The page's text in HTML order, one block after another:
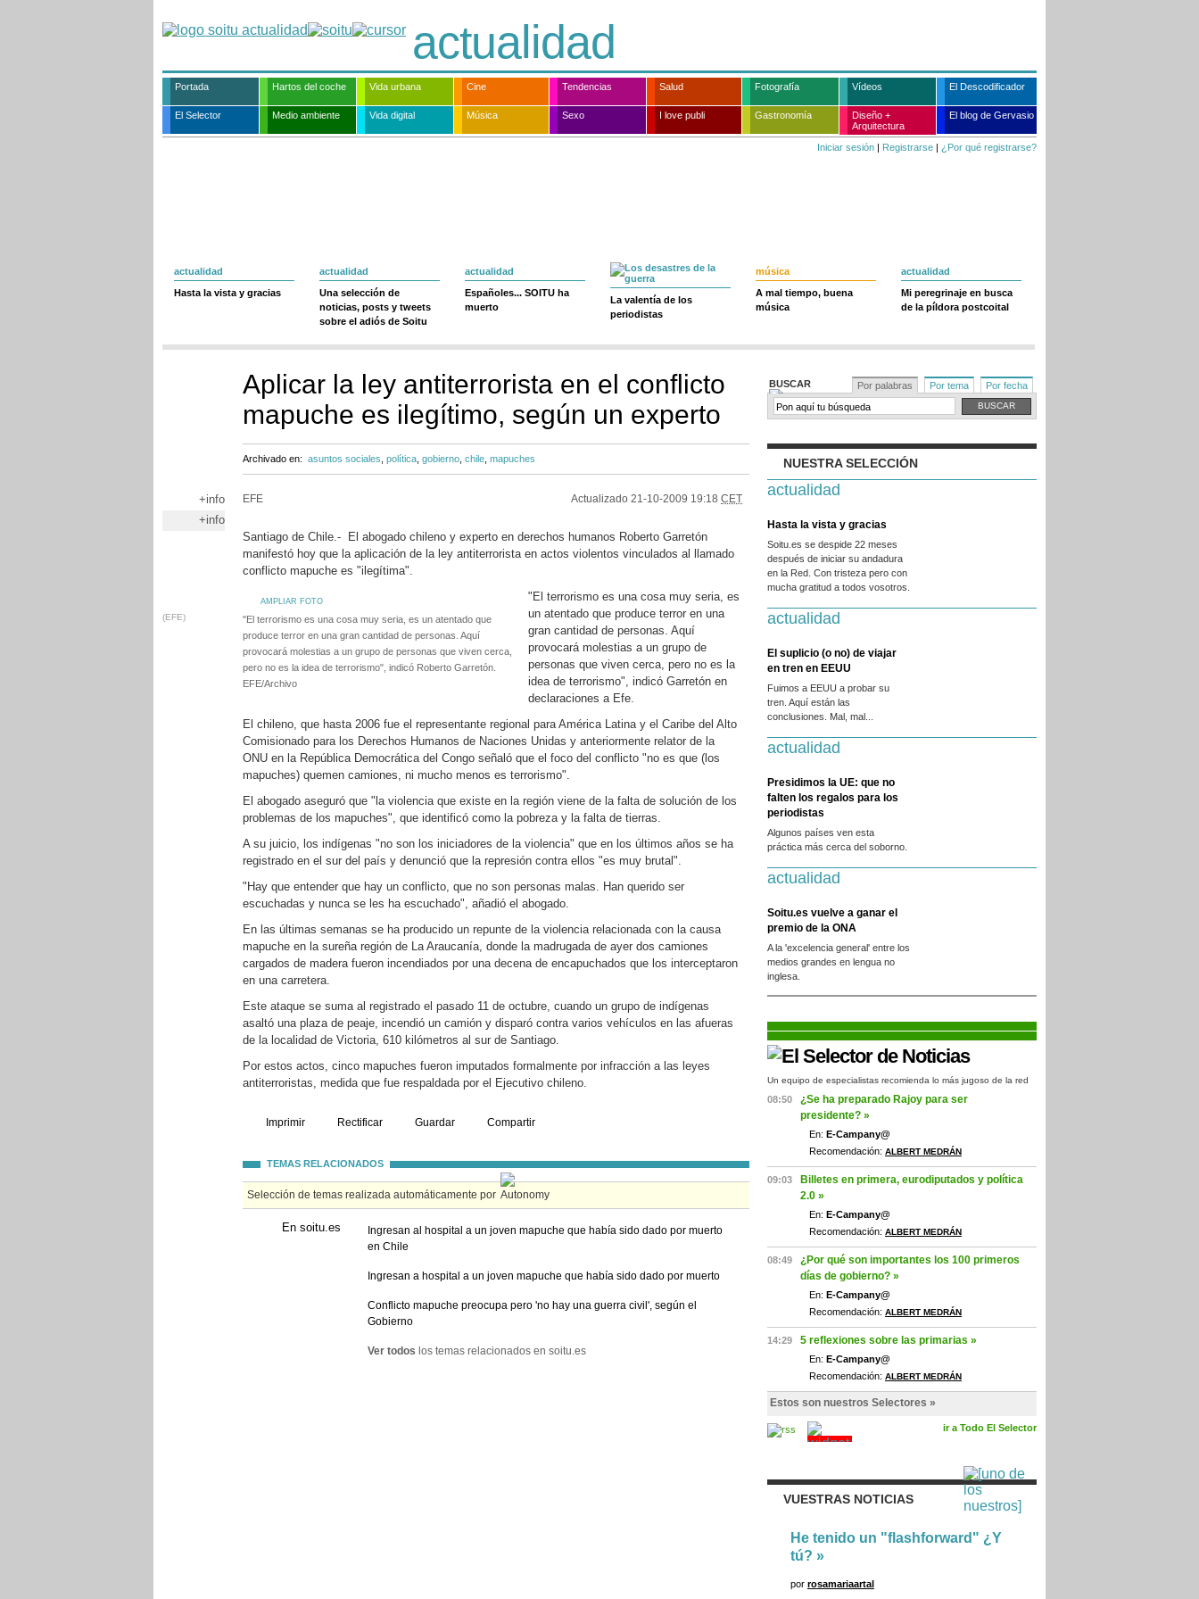
actualidad
Portada Hartos del coche Vida urbana Cine Tendencias Salud Fotografía Vídeos El Descodificador
El Selector Medio ambiente Vida digital Música Sexo I love publi Gastronomía
Diseño +
Arquitectura
El blog de Gervasio
Iniciar sesión | Registrarse | ¿Por qué registrarse?
actualidad
Hasta la vista y gracias
actualidad
Una selección de
noticias, posts y tweets
sobre el adiós de Soitu
actualidad
Españoles... SOITU ha
muerto
La valentía de los
periodistas
música
A mal tiempo, buena
música
actualidad
Mi peregrinaje en busca
de la píldora postcoital
Aplicar la ley antiterrorista en el conflicto
mapuche es ilegítimo, según un experto
Archivado en: asuntos sociales política gobierno chile mapuches
+info
+info
EFE Actualizado 21-10-2009 19:18 CET
Santiago de Chile.- El abogado chileno y experto en derechos humanos Roberto Garretón
manifestó hoy que la aplicación de la ley antiterrorista en actos violentos vinculados al llamado
conflicto mapuche es "ilegítima".
AMPLIAR FOTO
(EFE)
"El terrorismo es una cosa muy seria, es un atentado que
produce terror en una gran cantidad de personas. Aquí
provocará molestias a un grupo de personas que viven cerca,
pero no es la idea de terrorismo", indicó Roberto Garretón.
EFE/Archivo
"El terrorismo es una cosa muy seria, es
un atentado que produce terror en una
gran cantidad de personas. Aquí
provocará molestias a un grupo de
personas que viven cerca, pero no es la
idea de terrorismo", indicó Garretón en
declaraciones a Efe.
El chileno, que hasta 2006 fue el representante regional para América Latina y el Caribe del Alto
Comisionado para los Derechos Humanos de Naciones Unidas y anteriormente relator de la
ONU en la República Democrática del Congo señaló que el foco del conflicto "no es que (los
mapuches) quemen camiones, ni mucho menos es terrorismo".
El abogado aseguró que "la violencia que existe en la región viene de la falta de solución de los
problemas de los mapuches", que identificó como la pobreza y la falta de tierras.
A su juicio, los indígenas "no son los iniciadores de la violencia" que en los últimos años se ha
registrado en el sur del país y denunció que la represión contra ellos "es muy brutal".
"Hay que entender que hay un conflicto, que no son personas malas. Han querido ser
escuchadas y nunca se les ha escuchado", añadió el abogado.
En las últimas semanas se ha producido un repunte de la violencia relacionada con la causa
mapuche en la sureña región de La Araucanía, donde la madrugada de ayer dos camiones
cargados de madera fueron incendiados por una decena de encapuchados que los interceptaron
en una carretera.
Este ataque se suma al registrado el pasado 11 de octubre, cuando un grupo de indígenas
asaltó una plaza de peaje, incendió un camión y disparó contra varios vehículos en las afueras
de la localidad de Victoria, 610 kilómetros al sur de Santiago.
Por estos actos, cinco mapuches fueron imputados formalmente por infracción a las leyes
antiterroristas, medida que fue respaldada por el Ejecutivo chileno.
Imprimir Rectificar Guardar Compartir
TEMAS RELACIONADOS
Selección de temas realizada automáticamente por
En soitu.es
Ingresan al hospital a un joven mapuche que había sido dado por muerto
en Chile
Ingresan a hospital a un joven mapuche que había sido dado por muerto
Conflicto mapuche preocupa pero 'no hay una guerra civil', según el
Gobierno
Ver todos los temas relacionados en soitu.es
BUSCAR Por palabras Por tema Por fecha
NUESTRA SELECCIÓN
actualidad
Hasta la vista y gracias
Soitu.es se despide 22 meses
después de iniciar su andadura
en la Red. Con tristeza pero con
mucha gratitud a todos vosotros.
actualidad
El suplicio (o no) de viajar
en tren en EEUU
Fuimos a EEUU a probar su
tren. Aquí están las
conclusiones. Mal, mal...
actualidad
Presidimos la UE: que no
falten los regalos para los
periodistas
Algunos países ven esta
práctica más cerca del soborno.
actualidad
Soitu.es vuelve a ganar el
premio de la ONA
A la 'excelencia general' entre los
medios grandes en lengua no
inglesa.
Un equipo de especialistas recomienda lo más jugoso de la red
08:50
¿Se ha preparado Rajoy para ser
presidente? »
En: E-Campany@
Recomendación: ALBERT MEDRÁN
09:03
Billetes en primera, eurodiputados y política
2.0 »
En: E-Campany@
Recomendación: ALBERT MEDRÁN
08:49
¿Por qué son importantes los 100 primeros
días de gobierno? »
En: E-Campany@
Recomendación: ALBERT MEDRÁN
14:29 5 reflexiones sobre las primarias »
En: E-Campany@
Recomendación: ALBERT MEDRÁN
Estos son nuestros Selectores »
ir a Todo El Selector
VUESTRAS NOTICIAS
He tenido un "flashforward" ¿Y
tú? »
por rosamariaartal